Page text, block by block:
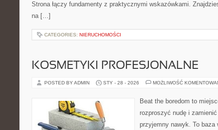
Strona łączy fundamenty z praktycznymi wskazówkami.
na […]
CATEGORIES: NIERUCHOMOŚCI
KOSMETYKI PROFESJONALNE
POSTED BY ADMIN STY - 28 - 2026 MOŻLIWOŚĆ
Beat the boredom to
rozproszyć nudę i
przyjemny nawyk. To baza